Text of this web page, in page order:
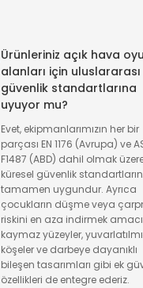
Ürünleriniz açık hava
alanları için uluslararası
güvenlik standartlarına
uyuyor mu?
Evet, ekipmanlarımızın her bir
parçası EN 1176 (Avrupa) ve
F1487 (ABD) dahil olmak
küresel güvenlik
tamamen uygundur. Ayrıca
çocukların düşme veya
riskini en aza indirmek
kaymaz yüzeyler,
köşeler ve darbeye dayanıklı
bileşen tasarımları gibi ek
özellikleri de entegre ederiz.